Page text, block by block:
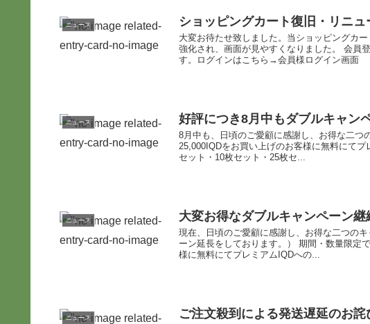
ニュース ショッピングカート復旧・リニ
大変お待たせ致しました。当ショッピングカ
強化され、画面が見やすくなりました。 会員
す。ログインはこちら→会員様ログイン画面
ニュース 好評につき8月中もダブルキャン
8月中も、日頃のご愛顧に感謝し、お得な二つ
25,000IQDをお買い上げのお客様に無料にて
セット・10枚セット・25枚セ...
ニュース 大変お得なダブルキャンペーン継
現在、日頃のご愛顧に感謝し、お得な二つの
ーン延長をしております。） 期間・数量限定
様に無料にてプレミアムIQDへの...
ニュース ご注文殺到による発送遅延のお